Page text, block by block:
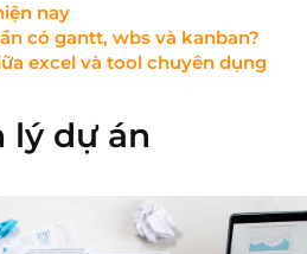
nay
có gantt, wbs và kanban?
excel và tool chuyên dụng​
lý dự án